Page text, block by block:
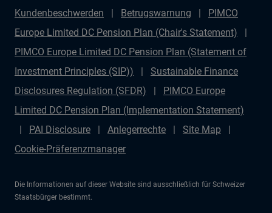
Kundenbeschwerden
Betrugswarnung
PIMCO
Europe Limited DC Pension Plan (Chair's Statement)
PIMCO Europe Limited DC Pension Plan (Statement of
Investment Principles (SIP))
Sustainable Finance
Disclosures Regulation (SFDR)
PIMCO Europe
Limited DC Pension Plan (Implementation Statement)
PAI Disclosure
Anlegerrechte
Site Map
Cookie-Präferenzmanager
Die Informationen auf dieser Website sind ausschließlich für Schweizer
Staatsbürger bestimmt.